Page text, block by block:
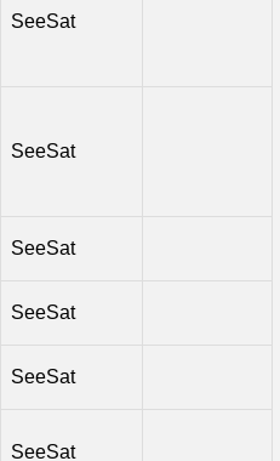
SeeSat
SeeSat
SeeSat
SeeSat
SeeSat
SeeSat